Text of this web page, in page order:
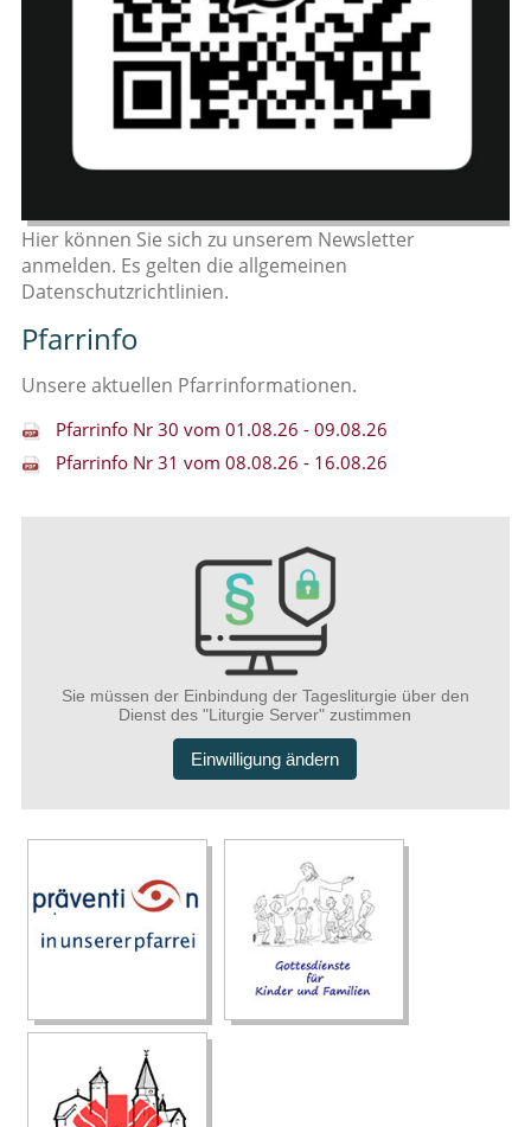
Hier können Sie sich zu unserem Newsletter
anmelden. Es gelten die allgemeinen
Datenschutzrichtlinien.
Pfarrinfo
Unsere aktuellen Pfarrinformationen.
Pfarrinfo Nr 30 vom 01.08.26 - 09.08.26
Pfarrinfo Nr 31 vom 08.08.26 - 16.08.26
Sie müssen der Einbindung der Tagesliturgie über den
Dienst des "Liturgie Server" zustimmen
Einwilligung ändern